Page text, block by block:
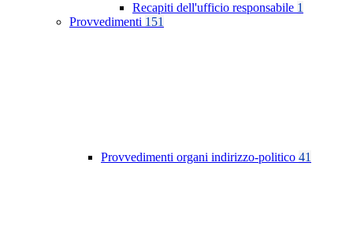
Recapiti dell'ufficio responsabile 1
Provvedimenti 151
Provvedimenti organi indirizzo-politico 41